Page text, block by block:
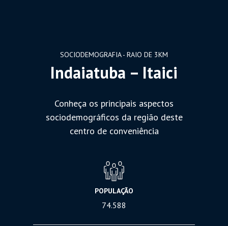
SOCIODEMOGRAFIA - RAIO DE 3KM
Indaiatuba – Itaici
Conheça os principais aspectos
sociodemográficos da região deste
centro de conveniência
POPULAÇÃO
74.588